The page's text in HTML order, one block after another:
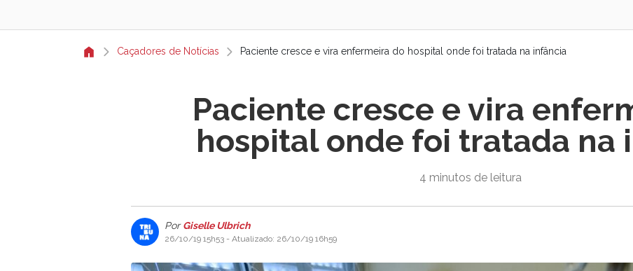
Caçadores de Notícias Paciente cresce e vira enfermeira do hospital onde foi tratada na infância
Paciente cresce e vira
hospital onde foi tratada na
4 minutos de leitura
PorGiselle Ulbrich
26/10/19 15h53 - Atualizado: 26/10/19 16h59